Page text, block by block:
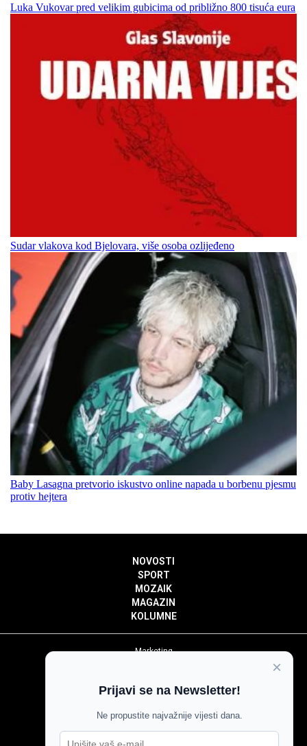
Luka Vukovar pred velikim gubicima od približno 800 tisuća eura
Sudar vlakova kod Bjelovara, više osoba ozlijeđeno
Baby Lasagna pretvorio iskustvo online napada u borbenu pjesmu
protiv hejtera
NOVOSTI
SPORT
MOZAIK
MAGAZIN
KOLUMNE
Marketing
Impressum
Pravila komentiranja
Agroglas
×
Prijavi se na Newsletter!
Ne propustite najvažnije vijesti dana.